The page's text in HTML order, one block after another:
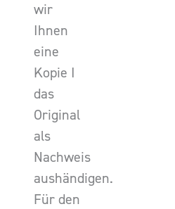
wir
Ihnen
eine
Kopie I
das
Original
als
Nachweis
aushändigen.
Für den